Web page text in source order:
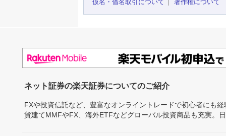
仮名・借名取引について
著作権について
ネット証券の楽天証券についてのご紹介
FXや投資信託など、豊富なオンライントレードで初心者にも
貨建てMMFやFX、海外ETFなどグローバル投資商品も充実。